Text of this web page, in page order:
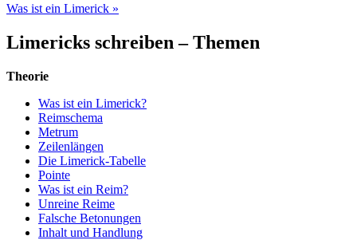
Was ist ein Limerick »
Limericks schreiben – Themen
Theorie
Was ist ein Limerick?
Reimschema
Metrum
Zeilenlängen
Die Limerick-Tabelle
Pointe
Was ist ein Reim?
Unreine Reime
Falsche Betonungen
Inhalt und Handlung